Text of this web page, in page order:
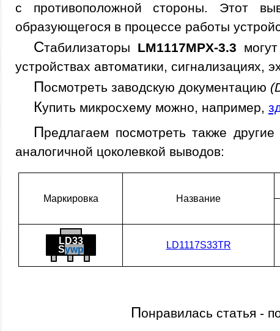
с противоположной стороны. Этот
образующегося в процессе работы
Стабилизаторы LM1117MPX-3.3
устройствах автоматики, сигнализациях,
Посмотреть заводскую документацию
Купить микросхему можно, например,
Предлагаем посмотреть также
аналогичной цоколевкой выводов:
Мар­ки­ров­ка Наз­ва­ние
LD33
Sywp LD1117S33TR
Понравилась статья -